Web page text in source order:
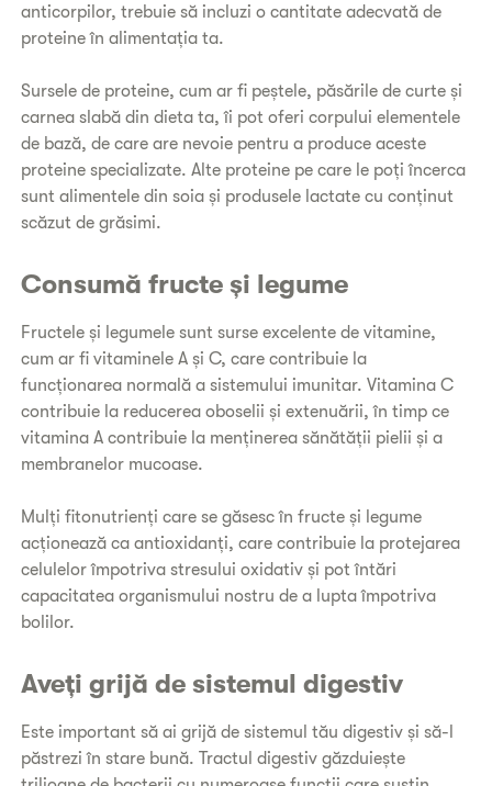
anticorpilor, trebuie să incluzi o cantitate adecvată de
proteine în alimentația ta.
Sursele de proteine, cum ar fi peștele, păsările de curte și
carnea slabă din dieta ta, îi pot oferi corpului elementele
de bază, de care are nevoie pentru a produce aceste
proteine specializate. Alte proteine pe care le poți încerca
sunt alimentele din soia și produsele lactate cu conținut
scăzut de grăsimi.
Consumă fructe și legume
Fructele și legumele sunt surse excelente de vitamine,
cum ar fi vitaminele A și C, care contribuie la
funcționarea normală a sistemului imunitar. Vitamina C
contribuie la reducerea oboselii și extenuării, în timp ce
vitamina A contribuie la menținerea sănătății pielii și a
membranelor mucoase.
Mulți fitonutrienți care se găsesc în fructe și legume
acționează ca antioxidanți, care contribuie la protejarea
celulelor împotriva stresului oxidativ și pot întări
capacitatea organismului nostru de a lupta împotriva
bolilor.
Aveți grijă de sistemul digestiv
Este important să ai grijă de sistemul tău digestiv și să-l
păstrezi în stare bună. Tractul digestiv găzduiește